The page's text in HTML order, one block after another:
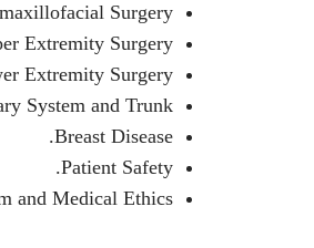
Surgery.
Extremity Surgery.
Extremity Surgery.
System and Trunk..
Breast Disease.
Patient Safety.
and Medical Ethics.